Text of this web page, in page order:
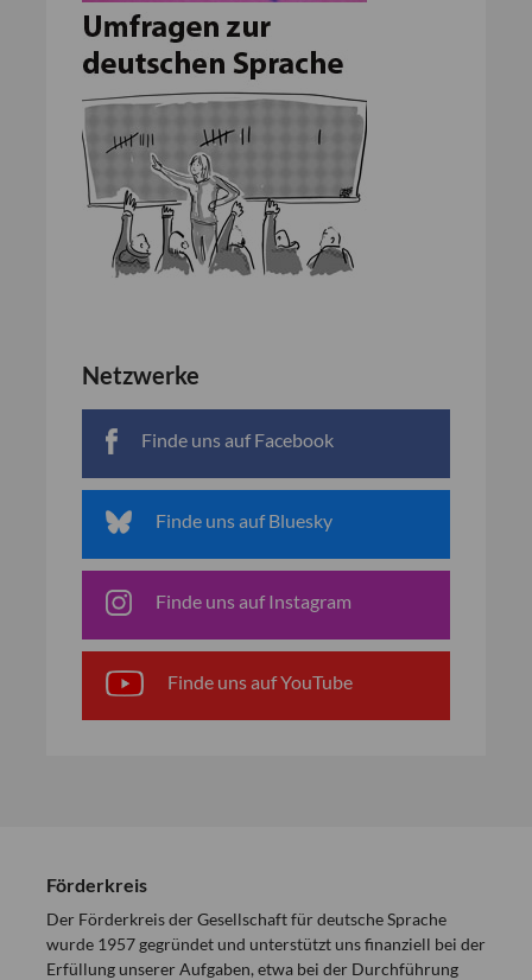
Netzwerke
Finde uns auf Facebook
Finde uns auf Bluesky
Finde uns auf Instagram
Finde uns auf YouTube
Förderkreis
Der Förderkreis der Gesellschaft für deutsche Sprache
wurde 1957 gegründet und unterstützt uns finanziell bei der
Erfüllung unserer Aufgaben, etwa bei der Durchführung